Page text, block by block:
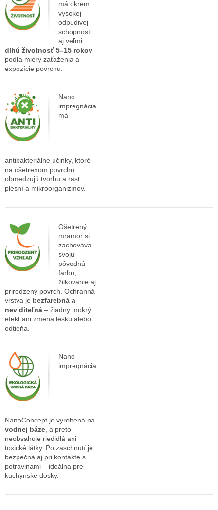
má okrem
vysokej
odpudivej
schopnosti
aj veľmi
dlhú životnosť 5–15 rokov
podľa miery zaťaženia a
expozície povrchu.
Nano
impregnácia
má
antibakteriálne účinky, ktoré
na ošetrenom povrchu
obmedzujú tvorbu a rast
plesní a mikroorganizmov.
Ošetrený
mramor si
zachováva
svoju
pôvodnú
farbu,
žilkovanie aj
prirodzený povrch. Ochranná
vrstva je bezfarebná a
neviditeľná – žiadny mokrý
efekt ani zmena lesku alebo
odtieňa.
Nano
impregnácia
NanoConcept je vyrobená na
vodnej báze , a preto
neobsahuje riedidlá ani
toxické látky. Po zaschnutí je
bezpečná aj pri kontakte s
potravinami – ideálna pre
kuchynské dosky.